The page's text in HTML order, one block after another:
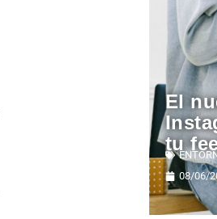
El
tu
08/06/